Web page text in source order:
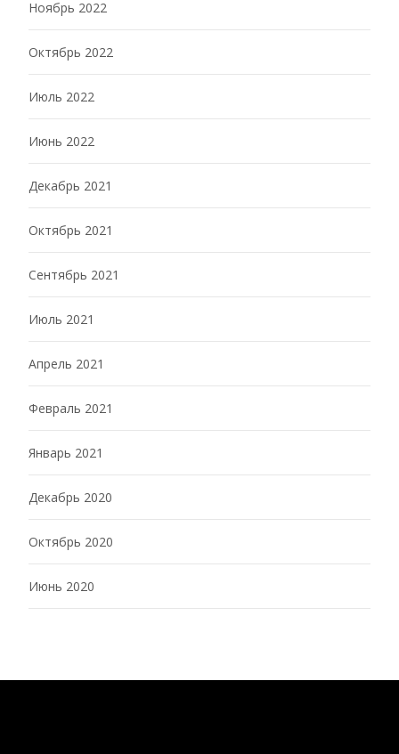
Ноябрь 2022
Октябрь 2022
Июль 2022
Июнь 2022
Декабрь 2021
Октябрь 2021
Сентябрь 2021
Июль 2021
Апрель 2021
Февраль 2021
Январь 2021
Декабрь 2020
Октябрь 2020
Июнь 2020